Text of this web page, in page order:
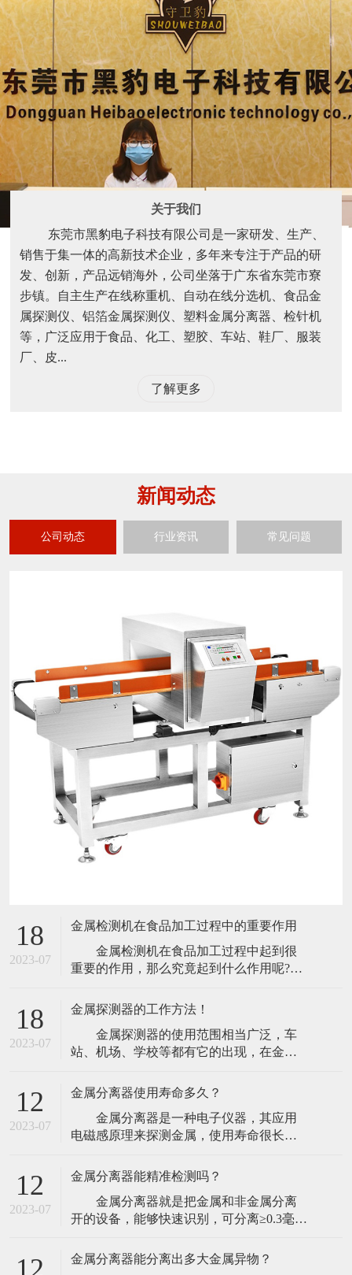
关于我们
东莞市黑豹电子科技有限公司是一家研发、生产、
销售于集一体的高新技术企业，多年来专注于产品的研
发、创新，产品远销海外，公司坐落于广东省东莞市寮
步镇。自主生产在线称重机、自动在线分选机、食品金
属探测仪、铝箔金属探测仪、塑料金属分离器、检针机
等，广泛应用于食品、化工、塑胶、车站、鞋厂、服装
厂、皮...
了解更多
新闻动态
公司动态 行业资讯 常见问题
18
2023-07
金属检测机在食品加工过程中的重要作用
金属检测机在食品加工过程中起到很
重要的作用，那么究竟起到什么作用呢?今
装是食品不可分割的一部分。它保护食
生物、化学、物理外界因素的损害，它还
可以起到保持食品本身质量稳定的功能。
18
2023-07
金属探测器的工作方法！
金属探测器的使用范围相当广泛，车
站、机场、学校等都有它的出现，在金属
绍工业金属探测器可有两种方式装置，能
够在传送带上保送的产品上面或下面装置
板式线圈，但更灵活的探测器则应该让产
品穿过线圈并将线圈装置于金属壳内。
12
2023-07
金属分离器使用寿命多久？
金属分离器是一种电子仪器，其应用
电磁感原理来探测金属，使用寿命很长，
继续使用。目前市场上最常见的金属检出
呈方形，一般都配以输送带机构，带有自
动剔除装置，或者提供报警信号。输送带
12
2023-07
金属分离器能精准检测吗？
金属分离器就是把金属和非金属分离
开的设备，能够快速识别，可分离≥0.3毫米
性取决于电磁发射器频率的安稳性，一般
12
金属分离器能分离出多大金属异物？